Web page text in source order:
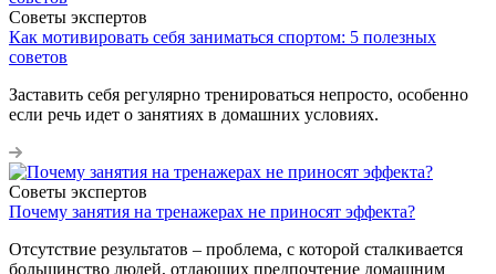
Советы экспертов
Как мотивировать себя заниматься спортом: 5 полезных
советов
Заставить себя регулярно тренироваться непросто, особенно
если речь идет о занятиях в домашних условиях.
Советы экспертов
Почему занятия на тренажерах не приносят эффекта?
Отсутствие результатов – проблема, с которой сталкивается
большинство людей, отдающих предпочтение домашним